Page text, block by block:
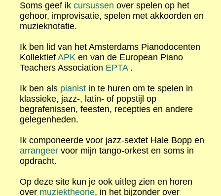
Soms geef ik cursussen over spelen op het
gehoor, improvisatie, spelen met akkoorden en
muzieknotatie.
Ik ben lid van het Amsterdams Pianodocenten
Kollektief APK en van de European Piano
Teachers Association EPTA.
Ik ben als pianist in te huren om te spelen in
klassieke, jazz-, latin- of popstijl op
begrafenissen, feesten, recepties en andere
gelegenheden.
Ik componeerde voor jazz-sextet Hale Bopp en
arrangeer voor mijn tango-orkest en soms in
opdracht.
Op deze site kun je ook uitleg zien en horen
over muziektheorie, in het bijzonder over